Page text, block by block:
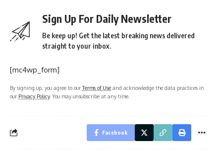
Sign Up For Daily Newsletter
Be keep up! Get the latest breaking news delivered
straight to your inbox.
[mc4wp_form]
By signing up, you agree to ourTerms of Use and acknowledge the data practices in
our Privacy Policy. You may unsubscribe at any time.
Facebook